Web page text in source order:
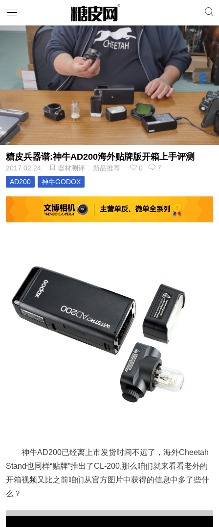
糖皮兵器谱:神牛AD200海外贴牌版开箱上手评测
2017.02.24 器材测评 新品推荐 0
7
AD200
神牛GODOX
神牛AD200已经离上市发货时间不远了，海外Cheetah
Stand也同样“贴牌”推出了CL-200,那么咱们就来看看老外的
开箱视频又比之前咱们从官方图片中获得的信息中多了些什
么？